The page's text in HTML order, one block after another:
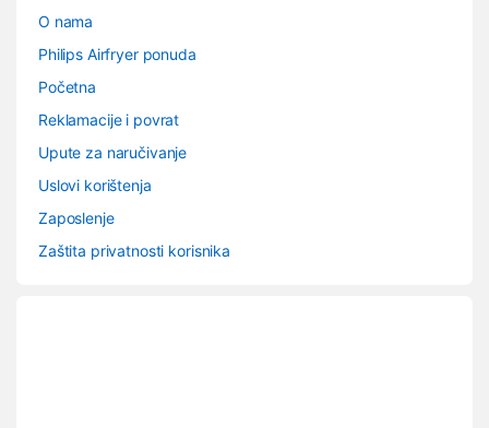
O nama
Philips Airfryer ponuda
Početna
Reklamacije i povrat
Upute za naručivanje
Uslovi korištenja
Zaposlenje
Zaštita privatnosti korisnika